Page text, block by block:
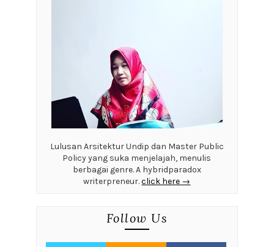
Lulusan Arsitektur Undip dan Master Public
Policy yang suka menjelajah, menulis
berbagai genre. A hybridparadox
writerpreneur.click here →
Follow Us